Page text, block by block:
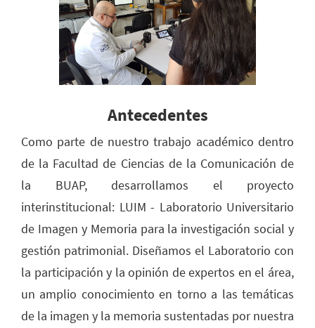
Antecedentes
Como parte de nuestro trabajo académico dentro
de la Facultad de Ciencias de la Comunicación de
la BUAP, desarrollamos el proyecto
interinstitucional: LUIM - Laboratorio Universitario
de Imagen y Memoria para la investigación social y
gestión patrimonial. Diseñamos el Laboratorio con
la participación y la opinión de expertos en el área,
un amplio conocimiento en torno a las temáticas
de la imagen y la memoria sustentadas por nuestra